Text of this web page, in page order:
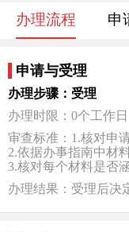
办理流程 申
申请与受理
办理步骤：受理
办理时限：0个工作日
审查标准：1.核对申
2.依据办事指南中材
3.核对每个材料是否
办理结果：受理后决